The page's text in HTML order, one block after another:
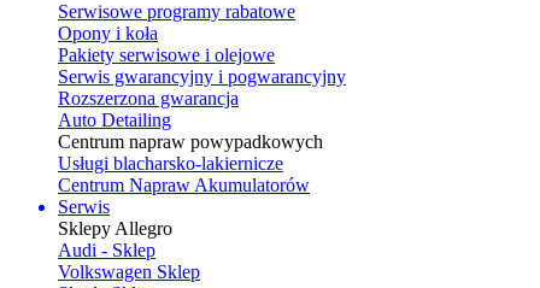
Serwisowe programy rabatowe
Opony i koła
Pakiety serwisowe i olejowe
Serwis gwarancyjny i pogwarancyjny
Rozszerzona gwarancja
Auto Detailing
Centrum napraw powypadkowych
Usługi blacharsko-lakiernicze
Centrum Napraw Akumulatorów
Serwis
Sklepy Allegro
Audi - Sklep
Volkswagen Sklep